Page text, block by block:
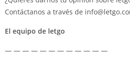
Contáctanos a través de
El equipo de letgo
— — — — — — — — — — — —